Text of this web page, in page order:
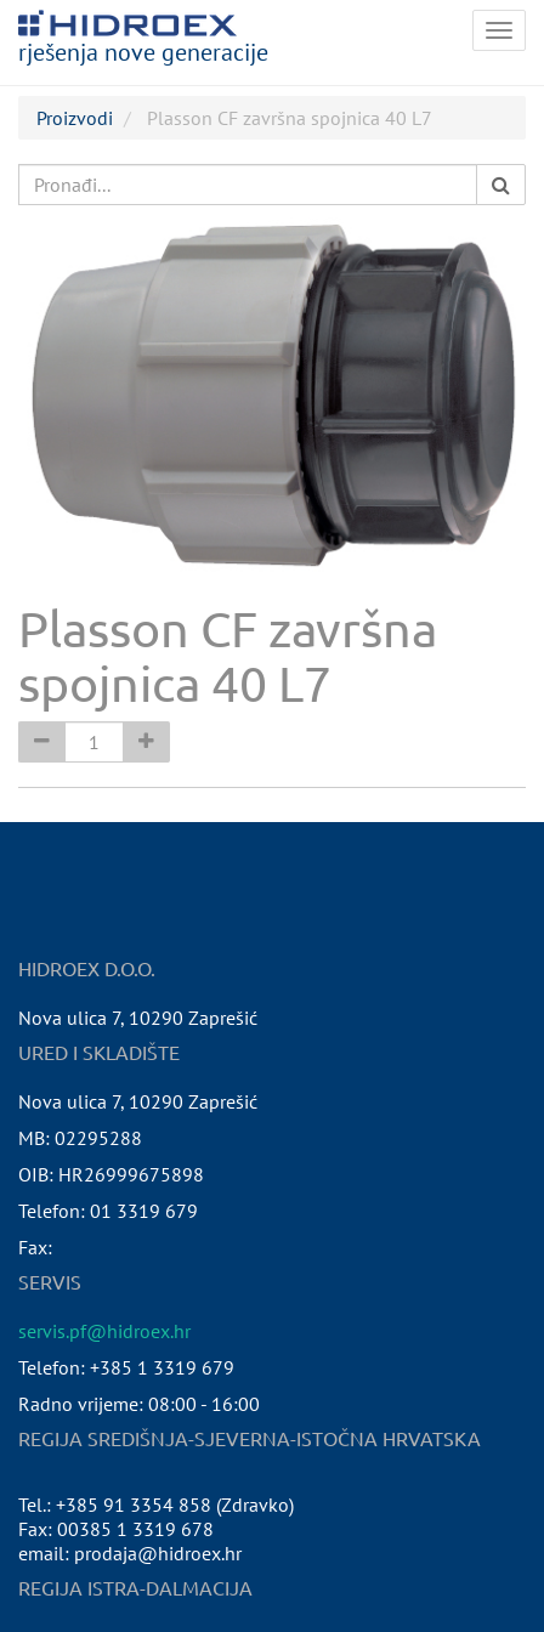
rješenja nove generacije
Proizvodi Plasson CF završna spojnica 40 L7
Plasson CF završna
spojnica 40 L7
HIDROEX D.O.O.
Nova ulica 7, 10290 Zaprešić
URED I SKLADIŠTE
Nova ulica 7, 10290 Zaprešić
MB: 02295288
OIB: HR26999675898
Telefon: 01 3319 679
Fax:
SERVIS
servis.pf@hidroex.hr
Telefon: +385 1 3319 679
Radno vrijeme: 08:00 - 16:00
REGIJA SREDIŠNJA-SJEVERNA-ISTOČNA HRVATSKA
Tel.: +385 91 3354 858 (Zdravko)
Fax: 00385 1 3319 678
email: prodaja@hidroex.hr
REGIJA ISTRA-DALMACIJA